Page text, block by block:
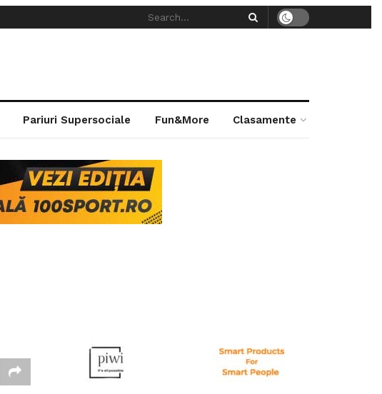
Pariuri Supersociale Fun&More Clasamente